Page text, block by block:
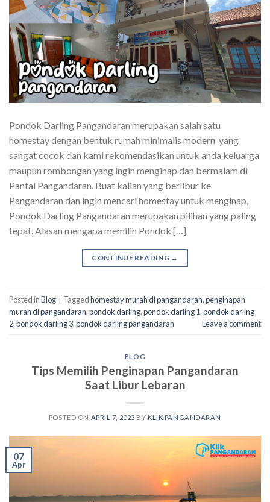
Pondok Darling Pangandaran merupakan salah satu
homestay dengan bentuk rumah minimalis modern yang
sangat cocok dan kami rekomendasikan untuk anda keluarga
maupun rombongan yang ingin menginap dan bermalam di
Pantai Pangandaran. Buat kalian yang berlibur ke
Pangandaran dan ingin mencari homestay untuk menginap,
Pondok Darling Pangandaran merupakan pilihan yang paling
tepat. Alasan mengapa memilih Pondok […]
CONTINUE READING →
Posted inBlog Taggedhomestay murah di pangandaran,penginapan
murah di pangandaran,pondok darling,pondok darling 1,pondok darling
2,pondok darling 3,pondok darling pangandaran Leave a comment
BLOG
Tips Memilih Penginapan Pangandaran
Saat Libur Lebaran
POSTED ON APRIL 7, 2023 BY KLIK PANGANDARAN
07
Apr